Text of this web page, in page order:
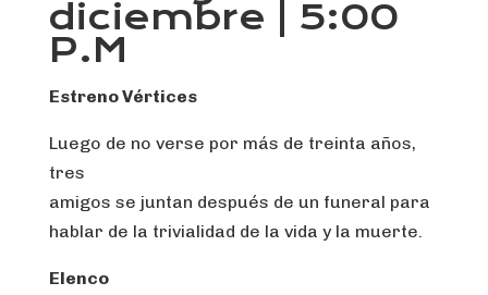
diciembre | 5:00
P.M
Estreno Vértices
Luego de no verse por más de treinta años,
tres
amigos se juntan después de un funeral para
hablar de la trivialidad de la vida y la muerte.
Elenco